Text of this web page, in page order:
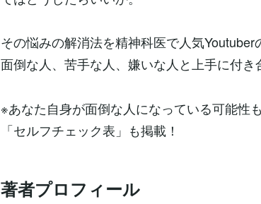
その悩みの解消法を精神科医で人気Youtuber
面倒な人、苦手な人、嫌いな人と上手に付き
※あなた自身が面倒な人になっている可能性も
「セルフチェック表」も掲載！
著者プロフィール